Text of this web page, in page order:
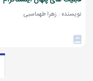
نویسنده : زهرا طهماسبی